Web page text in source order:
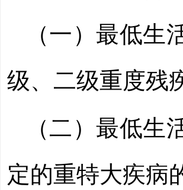
（一）最低
级、二级重度残
（二）最低
定的重特大疾病